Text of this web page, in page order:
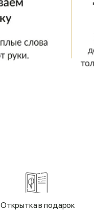
Открытка в подарок